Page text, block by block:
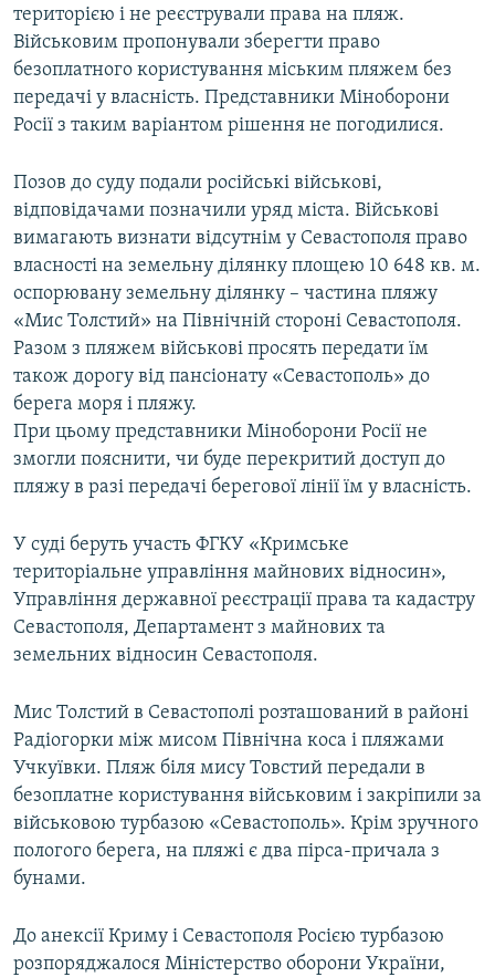
територією і не реєстрували права на пляж.
Військовим пропонували зберегти право
безоплатного користування міським пляжем без
передачі у власність. Представники Міноборони
Росії з таким варіантом рішення не погодилися.
Позов до суду подали російські військові,
відповідачами позначили уряд міста. Військові
вимагають визнати відсутнім у Севастополя право
власності на земельну ділянку площею 10 648 кв. м.
оспорювану земельну ділянку – частина пляжу
«Мис Толстий» на Північній стороні Севастополя.
Разом з пляжем військові просять передати їм
також дорогу від пансіонату «Севастополь» до
берега моря і пляжу.
При цьому представники Міноборони Росії не
змогли пояснити, чи буде перекритий доступ до
пляжу в разі передачі берегової лінії їм у власність.
У суді беруть участь ФГКУ «Кримське
територіальне управління майнових відносин»,
Управління державної реєстрації права та кадастру
Севастополя, Департамент з майнових та
земельних відносин Севастополя.
Мис Толстий в Севастополі розташований в районі
Радіогорки між мисом Північна коса і пляжами
Учкуївки. Пляж біля мису Товстий передали в
безоплатне користування військовим і закріпили за
військовою турбазою «Севастополь». Крім зручного
пологого берега, на пляжі є два пірса-причала з
бунами.
До анексії Криму і Севастополя Росією турбазою
розпоряджалося Міністерство оборони України,